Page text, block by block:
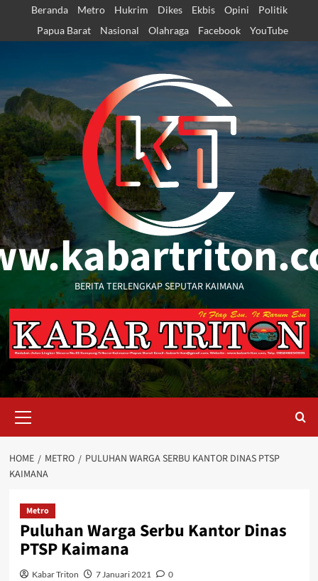
content
Beranda Metro Hukrim Dikes Ekbis Opini
Politik
Papua Barat
Nasional Olahraga Facebook YouTube
BERITA TERLENGKAP SEPUTAR KAIMANA
Menu
HOME METRO
PULUHAN WARGA SERBU KANTOR DINAS PTSP
KAIMANA
Metro
Puluhan Warga Serbu Kantor Dinas
PTSP Kaimana
Kabar Triton 7 Januari 2021 0